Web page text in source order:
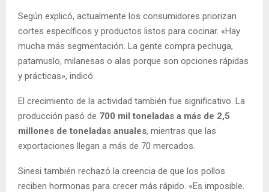
Según explicó, actualmente los consumidores priorizan
cortes específicos y productos listos para cocinar. «Hay
mucha más segmentación. La gente compra pechuga,
patamuslo, milanesas o alas porque son opciones rápidas
y prácticas», indicó.
El crecimiento de la actividad también fue significativo. La
producción pasó de 700 mil toneladas a más de 2,5
millones de toneladas anuales, mientras que las
exportaciones llegan a más de 70 mercados.
Sinesi también rechazó la creencia de que los pollos
reciben hormonas para crecer más rápido. «Es imposible.